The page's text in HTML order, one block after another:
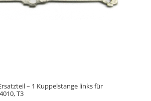
– 1 Kuppelstange links für
T3